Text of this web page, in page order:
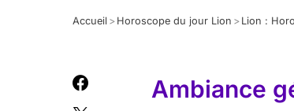
Accueil > Horoscope du jour Lion > Lion :
Ambiance